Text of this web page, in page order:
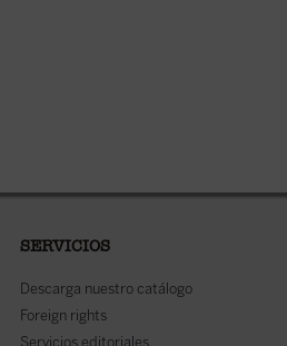
SERVICIOS
Descarga nuestro catálogo
Foreign rights
Servicios editoriales